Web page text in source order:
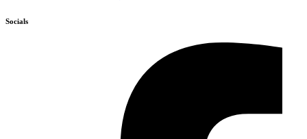
Socials